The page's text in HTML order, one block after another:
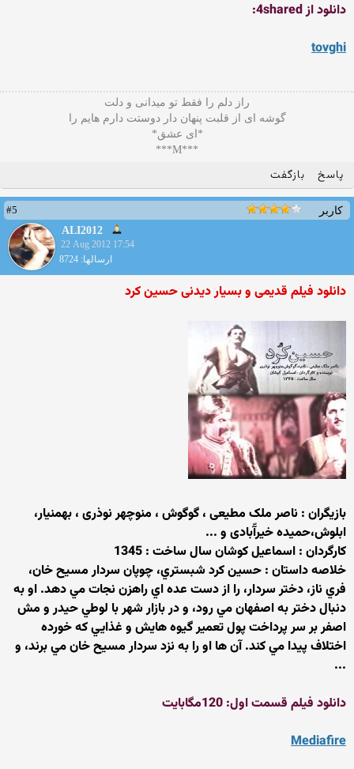
دانلود از 4shared:
tovghi
راز دلم را فقط تو میدانی و دلت
گوشه ای از قلبت پنهان دار دوستت دارم هایم را
*ای عشق*
***M***
پاسخ بازگفت
کاربر
#5
ALI2012
22 Aug 2012 17:54
ارسالها: 8724
دانلود فیلم قدیمی و بسیار دیدنی حسین کرد
بازیگران : ناصر ملک مطیعی ، گوگوش ، منوچهر نوذری ، بهمنیار،
ابلوش،حمیده خیرآّبادی و ...
کارگردان : اسماعیل کوشان سال ساخت : 1345
خلاصه داستان : حسين كرد شبستري، چوپان سردار مسيح خان،
فري ناز، دختر سردار، را از دست عده اي راهزن نجات مي دهد. او به
دنبال دختر به اصفهان مي رود، و در بازار شهر با لوطي حيدر و مش
اصفر بر سر پرداخت پول تعمير گيوه هايش و غذايي كه خورده
اختلاف پيدا مي كند. آن ها او را به نزد سردار مسيح خان مي برند، و
...
دانلود فیلم قسمت اول: 120مگابایت
Mediafire